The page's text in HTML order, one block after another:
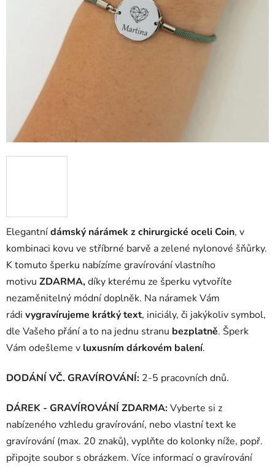
Elegantnídámský nárámek z chirurgické oceli Coin, v
kombinaci kovu ve stříbrné barvě a zelené nylonové šňůrky.
K tomuto šperku nabízíme gravírování vlastního
motivu ZDARMA,díky kterému ze šperku vytvoříte
nezaměnitelný módní doplněk. Na náramek Vám
rádi vygravírujeme krátký text, iniciály, či jakýkoliv symbol,
dle Vašeho přání a to na jednu stranu bezplatně. Šperk
Vám odešleme v luxusním dárkovém balení.
DODÁNÍ VČ. GRAVÍROVÁNÍ: 2-5 pracovních dnů.
DÁREK - GRAVÍROVÁNÍ ZDARMA:Vyberte si z
nabízeného vzhledu gravírování, nebo vlastní text ke
gravírování (max. 20 znaků), vyplňte do kolonky níže, popř.
připojte soubor s obrázkem. Více informací o gravírování